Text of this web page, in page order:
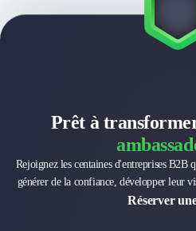
Prêt à
Rejoignez les centaines d'entreprises
générer de la confiance, développer leur
Réserver